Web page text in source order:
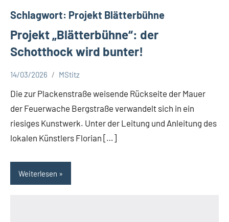
a
t
S
c
h
o
t
h
o
k
Schlagwort: Projekt Blätterbühne
Projekt „Blätterbühne“: der
Schotthock wird bunter!
14/03/2026 MStitz
Die zur Plackenstraße weisende Rückseite der Mauer
der Feuerwache Bergstraße verwandelt sich in ein
riesiges Kunstwerk. Unter der Leitung und Anleitung des
lokalen Künstlers Florian […]
Weiterlesen